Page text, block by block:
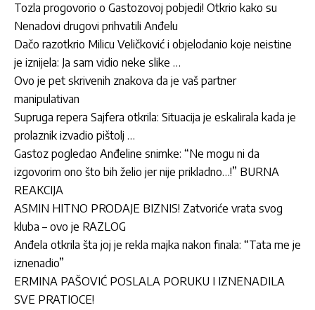
Tozla progovorio o Gastozovoj pobjedi! Otkrio kako su
Nenadovi drugovi prihvatili Anđelu
Dačo razotkrio Milicu Veličković i objelodanio koje neistine
je iznijela: Ja sam vidio neke slike …
Ovo je pet skrivenih znakova da je vaš partner
manipulativan
Supruga repera Sajfera otkrila: Situacija je eskalirala kada je
prolaznik izvadio pištolj …
Gastoz pogledao Anđeline snimke: “Ne mogu ni da
izgovorim ono što bih želio jer nije prikladno…!” BURNA
REAKCIJA
ASMIN HITNO PRODAJE BIZNIS! Zatvoriće vrata svog
kluba – ovo je RAZLOG
Anđela otkrila šta joj je rekla majka nakon finala: “Tata me je
iznenadio”
ERMINA PAŠOVIĆ POSLALA PORUKU I IZNENADILA
SVE PRATIOCE!